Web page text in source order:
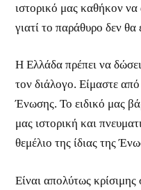
ιστορικό μας καθήκον να
γιατί το παράθυρο δεν θα
Η Ελλάδα πρέπει να
τον διάλογο. Είμαστε
Ένωσης. Το ειδικό μας
μας ιστορική και
θεμέλιο της ίδιας της
Είναι απολύτως